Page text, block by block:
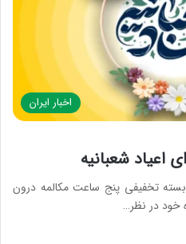
اخبار ایران
اعیاد شعبانیه
بسته تخفیفی پنج ساعت مکالمه درون
خود در نظر…